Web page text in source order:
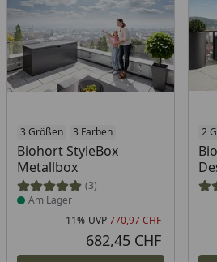
3 Größen 3 Farben
Biohort StyleBox
Metallbox
(3)
Produkt am Lager
Am Lager
Rabatt in
-11% UVP770,97 CHF
682,45 CHF
2